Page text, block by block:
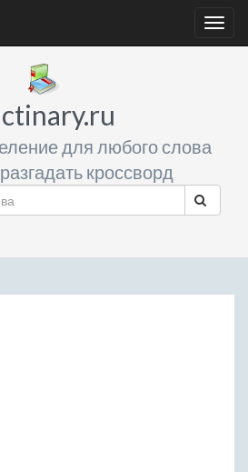
для любого слова
кроссворд